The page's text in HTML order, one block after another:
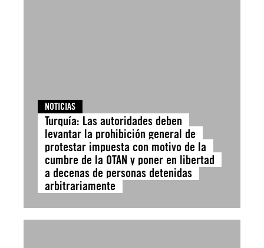
NOTICIAS
Turquía: Las autoridades deben
levantar la prohibición general de
protestar impuesta con motivo de la
cumbre de la OTAN y poner en libertad
a decenas de personas detenidas
arbitrariamente